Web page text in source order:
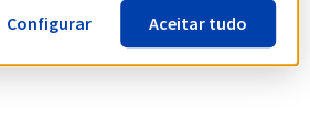
Configurar
Aceitar tudo